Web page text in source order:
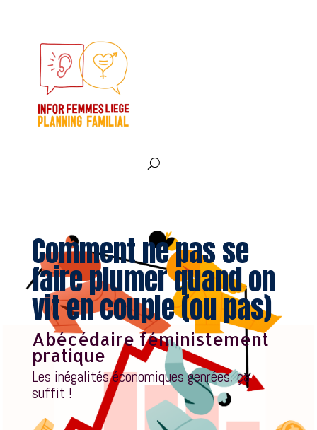
Comment ne pas se
faire plumer quand on
vit en couple (ou pas)
Abécédaire féministement
pratique
Les inégalités économiques genrées, ça
suffit !